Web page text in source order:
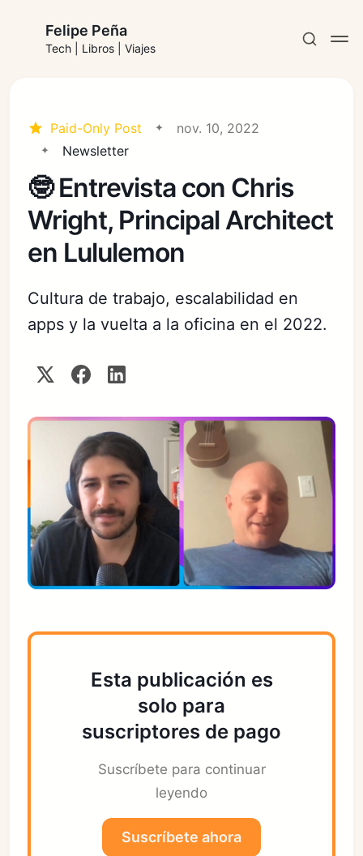
Felipe Peña
Tech | Libros | Viajes
Suscribirse
Iniciar sesión
Paid-Only Post
nov. 10, 2022
Newsletter
🤓 Entrevista con Chris
Wright, Principal Architect
en Lululemon
Cultura de trabajo, escalabilidad en
apps y la vuelta a la oficina en el 2022.
Esta publicación es
solo para
suscriptores de pago
Suscríbete para continuar
leyendo
Suscríbete ahora